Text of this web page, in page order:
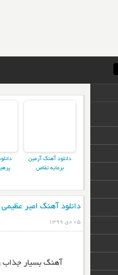
دانلود آهنگ آرمین
برمایه تقاص
دانلود آهنگ امیر عظیمی
۰۵ دی ۱۳۹۹
آهنگ بسیار